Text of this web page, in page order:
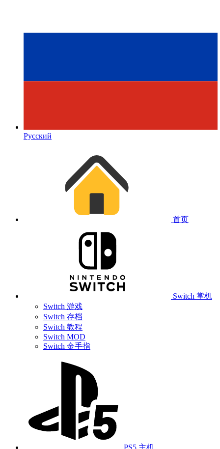
Русский
首页
Switch 掌机
Switch 游戏
Switch 存档
Switch 教程
Switch MOD
Switch 金手指